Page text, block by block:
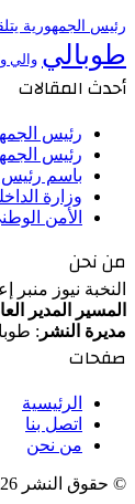
رئيس الجمهورية
طوبالي والي
أحدث المقالات
رئيس
رئيس
باسم رئيس
وزارة
الأمن
من نحن
النخبة نيوز
المسير المدير
مديرة النشر :
صفحات
الرئيسية
اتصل بنا
من نحن
© حقوق النشر 2026، جميع الحقوق محفوظة |